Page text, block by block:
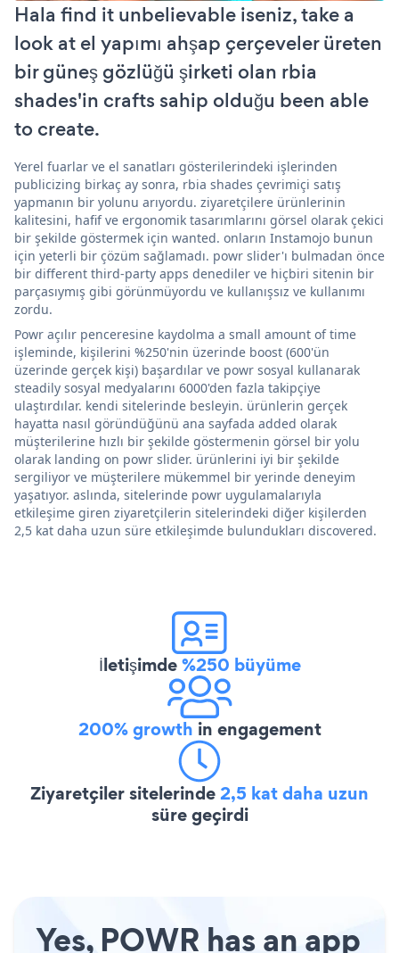
Hala find it unbelievable iseniz, take a
look at el yapımı ahşap çerçeveler üreten
bir güneş gözlüğü şirketi olan rbia
shades'in crafts sahip olduğu been able
to create.
Yerel fuarlar ve el sanatları gösterilerindeki işlerinden
publicizing birkaç ay sonra, rbia shades çevrimiçi satış
yapmanın bir yolunu arıyordu. ziyaretçilere ürünlerinin
kalitesini, hafif ve ergonomik tasarımlarını görsel olarak çekici
bir şekilde göstermek için wanted. onların Instamojo bunun
için yeterli bir çözüm sağlamadı. powr slider'ı bulmadan önce
bir different third-party apps denediler ve hiçbiri sitenin bir
parçasıymış gibi görünmüyordu ve kullanışsız ve kullanımı
zordu.
Powr açılır penceresine kaydolma a small amount of time
işleminde, kişilerini %250'nin üzerinde boost (600'ün
üzerinde gerçek kişi) başardılar ve powr sosyal kullanarak
steadily sosyal medyalarını 6000'den fazla takipçiye
ulaştırdılar. kendi sitelerinde besleyin. ürünlerin gerçek
hayatta nasıl göründüğünü ana sayfada added olarak
müşterilerine hızlı bir şekilde göstermenin görsel bir yolu
olarak landing on powr slider. ürünlerini iyi bir şekilde
sergiliyor ve müşterilere mükemmel bir yerinde deneyim
yaşatıyor. aslında, sitelerinde powr uygulamalarıyla
etkileşime giren ziyaretçilerin sitelerindeki diğer kişilerden
2,5 kat daha uzun süre etkileşimde bulundukları discovered.
İletişimde%250 büyüme
200% growth in engagement
Ziyaretçiler sitelerinde2,5 kat daha uzun
süre geçirdi
Yes, POWR has an app